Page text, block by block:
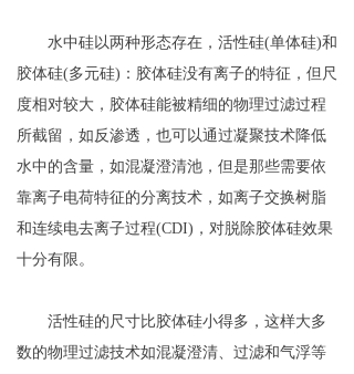
水中硅以两种形态存在，活性硅(单体硅)和
胶体硅(多元硅)：胶体硅没有离子的特征，但尺
度相对较大，胶体硅能被精细的物理过滤过程
所截留，如反渗透，也可以通过凝聚技术降低
水中的含量，如混凝澄清池，但是那些需要依
靠离子电荷特征的分离技术，如离子交换树脂
和连续电去离子过程(CDI)，对脱除胶体硅效果
十分有限。
活性硅的尺寸比胶体硅小得多，这样大多
数的物理过滤技术如混凝澄清、过滤和气浮等